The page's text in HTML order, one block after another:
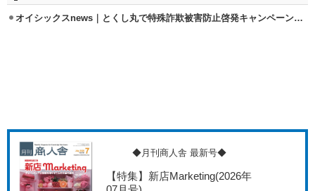
オイシックスnews｜とくし丸で特殊詐欺被害防止啓発キャンペーンを実施
◆月刊商人舎 最新号◆
【特集】新店Marketing(2026年